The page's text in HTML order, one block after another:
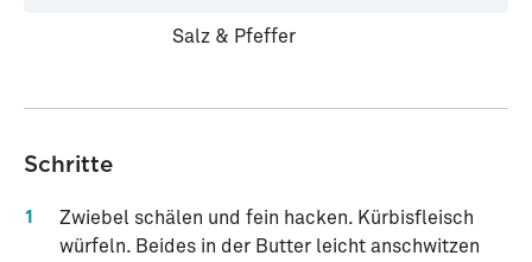
Salz & Pfeffer
Schritte
1
Zwiebel schälen und fein hacken. Kürbisfleisch
würfeln. Beides in der Butter leicht anschwitzen